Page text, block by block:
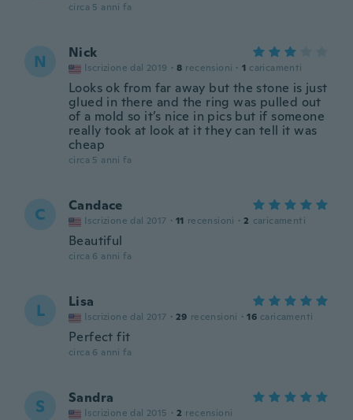
circa 5 anni fa
N Nick
Iscrizione dal 2019 · 8 recensioni · 1 caricamenti
Looks ok from far away but the stone is just
glued in there and the ring was pulled out
of a mold so it’s nice in pics but if someone
really took at look at it they can tell it was
cheap
circa 5 anni fa
C Candace
Iscrizione dal 2017 · 11 recensioni · 2 caricamenti
Beautiful
circa 6 anni fa
L Lisa
Iscrizione dal 2017 · 29 recensioni · 16 caricamenti
Perfect fit
circa 6 anni fa
S Sandra
Iscrizione dal 2015 · 2 recensioni